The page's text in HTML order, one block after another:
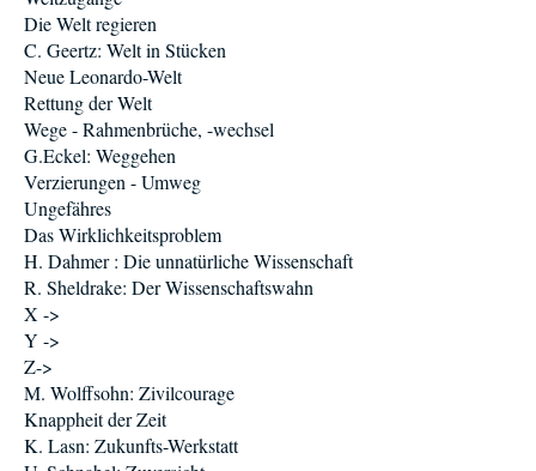
Die Welt regieren
C. Geertz: Welt in Stücken
Neue Leonardo-Welt
Rettung der Welt
Wege - Rahmenbrüche, -wechsel
G.Eckel: Weggehen
Verzierungen - Umweg
Ungefähres
Das Wirklichkeitsproblem
H. Dahmer : Die unnatürliche Wissenschaft
R. Sheldrake: Der Wissenschaftswahn
X ->
Y ->
Z->
M. Wolffsohn: Zivilcourage
Knappheit der Zeit
K. Lasn: Zukunfts-Werkstatt